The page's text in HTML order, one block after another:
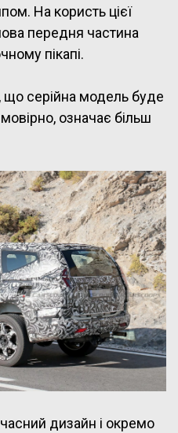
На користь цієї
передня частина
пікапі.
що серійна модель буде
означає більш
дизайн і окремо